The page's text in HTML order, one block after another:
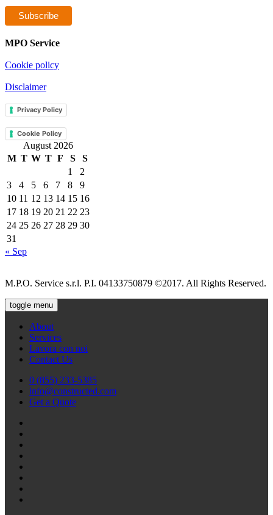
MPO Service
Cookie policy
Disclaimer
Privacy Policy
Cookie Policy
August 2026
M T W T F S
S
1
2
3
4 5 6 7 8
9
10 11 12 13 14 15 16
17 18 19 20 21 22 23
24 25 26 27 28 29 30
31
« Sep
M.P.O. Service s.r.l. P.I. 04133750879 ©2017. All Rights Reserved.
toggle menu
About
Services
Lavora con noi
Contact Us
0 (855) 233-5385
info@constructed.com
Get a Quote